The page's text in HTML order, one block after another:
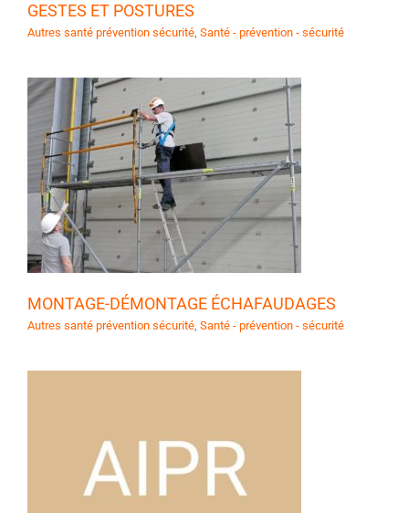
GESTES ET POSTURES
Autres santé prévention sécurité, Santé - prévention - sécurité
MONTAGE-DÉMONTAGE ÉCHAFAUDAGES
Autres santé prévention sécurité, Santé - prévention - sécurité